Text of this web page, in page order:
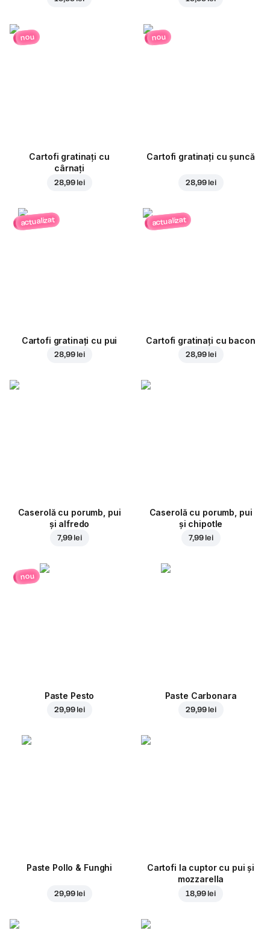
nou
Cartofi gratinați cu
cârnați
28,99 lei
nou
Cartofi gratinați cu șuncă
28,99 lei
actualizat
Cartofi gratinați cu pui
28,99 lei
actualizat
Cartofi gratinați cu bacon
28,99 lei
Caserolă cu porumb, pui
și alfredo
7,99 lei
Caserolă cu porumb, pui
și chipotle
7,99 lei
nou
Paste Pesto
29,99 lei
Paste Carbonara
29,99 lei
Paste Pollo & Funghi
29,99 lei
Cartofi la cuptor cu pui și
mozzarella
18,99 lei